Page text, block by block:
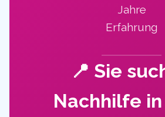
Jahre
Erfahrung
📍 Sie
Nachhilfe